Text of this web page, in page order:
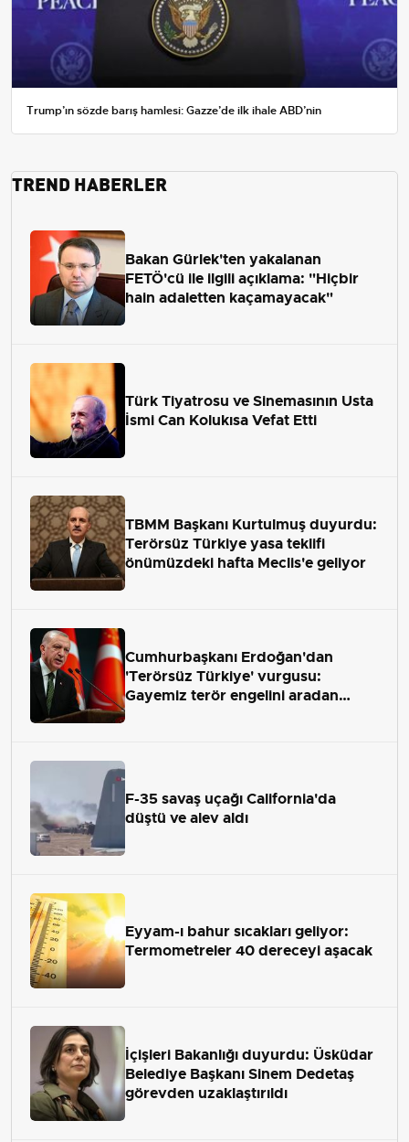
Trump’ın sözde barış hamlesi: Gazze’de ilk ihale ABD’nin
TREND HABERLER
Bakan Gürlek'ten yakalanan
FETÖ'cü ile ilgili açıklama: "Hiçbir
hain adaletten kaçamayacak"
Türk Tiyatrosu ve Sinemasının Usta
İsmi Can Kolukısa Vefat Etti
TBMM Başkanı Kurtulmuş duyurdu:
Terörsüz Türkiye yasa teklifi
önümüzdeki hafta Meclis'e geliyor
Cumhurbaşkanı Erdoğan'dan
'Terörsüz Türkiye' vurgusu:
Gayemiz terör engelini aradan
F-35 savaş uçağı California'da
düştü ve alev aldı
Eyyam-ı bahur sıcakları geliyor:
Termometreler 40 dereceyi aşacak
İçişleri Bakanlığı duyurdu: Üsküdar
Belediye Başkanı Sinem Dedetaş
görevden uzaklaştırıldı